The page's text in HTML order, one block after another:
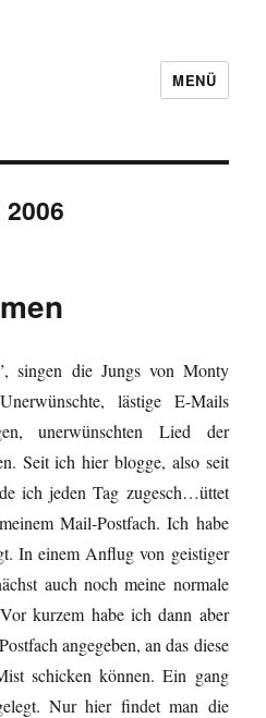
MENÜ
singen die Jungs von Monty
lästige E-Mails
unerwünschten Lied der
Seit ich hier blogge, also seit
ich jeden Tag zugesch…üttet
Mail-Postfach. Ich habe
In einem Anflug von geistiger
auch noch meine normale
kurzem habe ich dann aber
angegeben, an das diese
schicken können. Ein gang
Nur hier findet man die